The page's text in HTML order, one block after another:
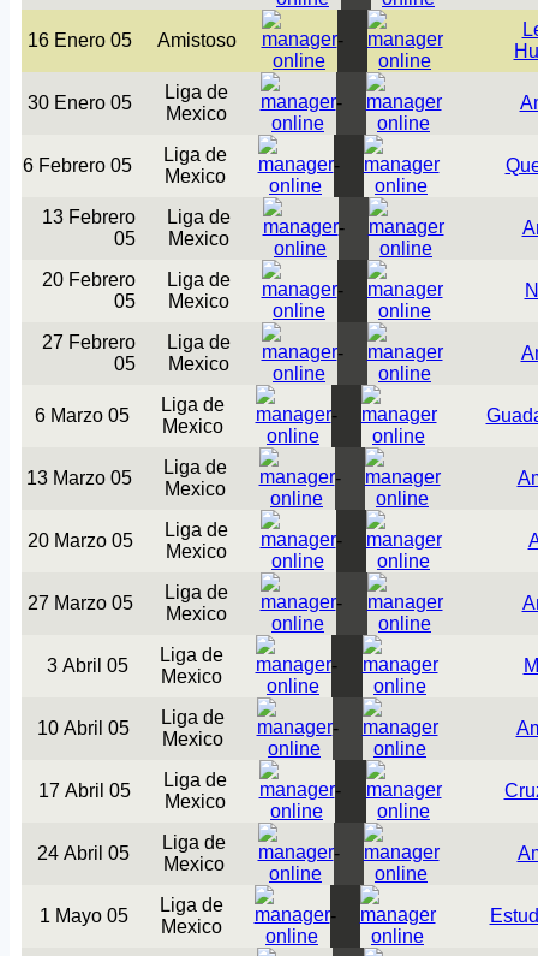
16 Enero 05 Amistoso -
30 Enero 05
Liga de
Mexico
-
6 Febrero 05
Liga de
Mexico
-
13 Febrero
05
Liga de
Mexico
-
20 Febrero
05
Liga de
Mexico
-
27 Febrero
05
Liga de
Mexico
-
6 Marzo 05
Liga de
Mexico
-
13 Marzo 05
Liga de
Mexico
-
20 Marzo 05
Liga de
Mexico
-
27 Marzo 05
Liga de
Mexico
-
3 Abril 05
Liga de
Mexico
-
10 Abril 05
Liga de
Mexico
-
17 Abril 05
Liga de
Mexico
-
24 Abril 05
Liga de
Mexico
-
1 Mayo 05
Liga de
Mexico
-